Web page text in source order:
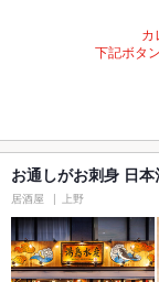
カ
下記ボタ
お通しがお刺身 日
居酒屋 上野